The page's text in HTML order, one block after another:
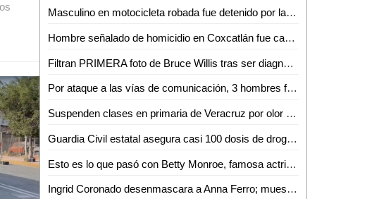
Masculino en motocicleta robada fue detenido por la Guardia Civil estatal
Hombre señalado de homicidio en Coxcatlán fue capturado por Fiscalía potosina
Filtran PRIMERA foto de Bruce Willis tras ser diagnosticado con demencia frontotemporal
Por ataque a las vías de comunicación, 3 hombres fueron detenidos por la Guardia Civil estatal
Suspenden clases en primaria de Veracruz por olor a amoniaco
Guardia Civil estatal asegura casi 100 dosis de droga a 4 presuntos narcomenudistas; entre ellos, un menor de edad
Esto es lo que pasó con Betty Monroe, famosa actriz y conductora
Ingrid Coronado desenmascara a Anna Ferro; muestra pruebas de que "le pidió por las buenas" que desalojara departamento